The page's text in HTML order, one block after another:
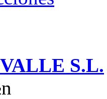
S.L.